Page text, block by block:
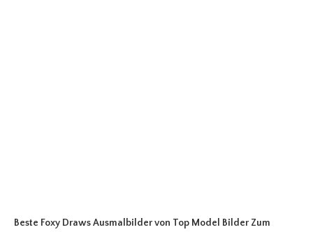
Beste Foxy Draws Ausmalbildervon Top Model Bilder Zum